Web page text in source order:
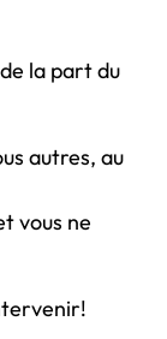
la part du
autres, au
vous ne